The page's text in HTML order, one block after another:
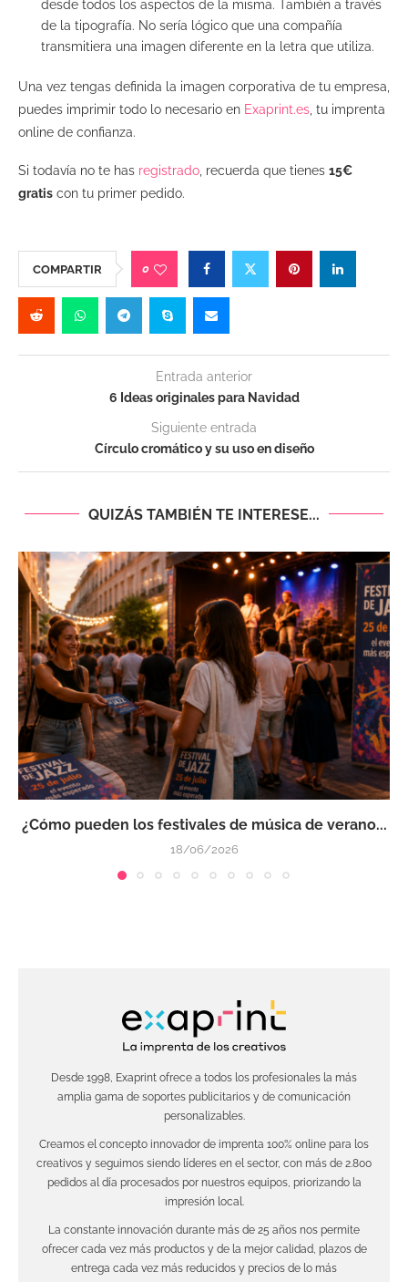
desde todos los aspectos de la misma. También a través
de la tipografía. No sería lógico que una compañía
transmitiera una imagen diferente en la letra que utiliza.
Una vez tengas definida la imagen corporativa de tu empresa,
puedes imprimir todo lo necesario en Exaprint.es , tu imprenta
online de confianza.
Si todavía no te has registrado , recuerda que tienes 15€
gratis con tu primer pedido.
COMPARTIR 0
Entrada anterior
6 Ideas originales para Navidad
Siguiente entrada
Círculo cromático y su uso en diseño
QUIZÁS TAMBIÉN TE INTERESE...
¿Cómo pueden los festivales de música de verano...
18/06/2026
Desde 1998, Exaprint ofrece a todos los profesionales la más
amplia gama de soportes publicitarios y de comunicación
personalizables.
Creamos el concepto innovador de imprenta 100% online para los
creativos y seguimos siendo líderes en el sector, con más de 2.800
pedidos al día procesados por nuestros equipos, priorizando la
impresión local.
La constante innovación durante más de 25 años nos permite
ofrecer cada vez más productos y de la mejor calidad, plazos de
entrega cada vez más reducidos y precios de lo más